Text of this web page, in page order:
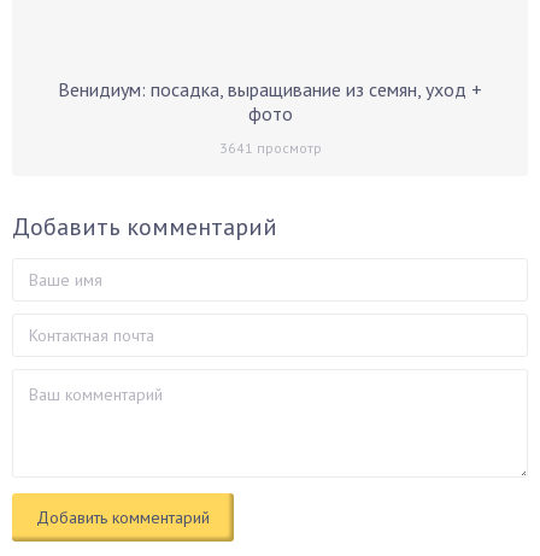
Венидиум: посадка, выращивание из семян, уход +
фото
3641 просмотр
Добавить комментарий